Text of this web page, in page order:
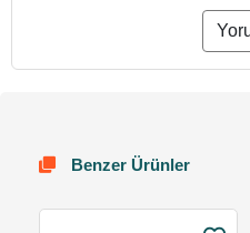
Benzer Ürünler